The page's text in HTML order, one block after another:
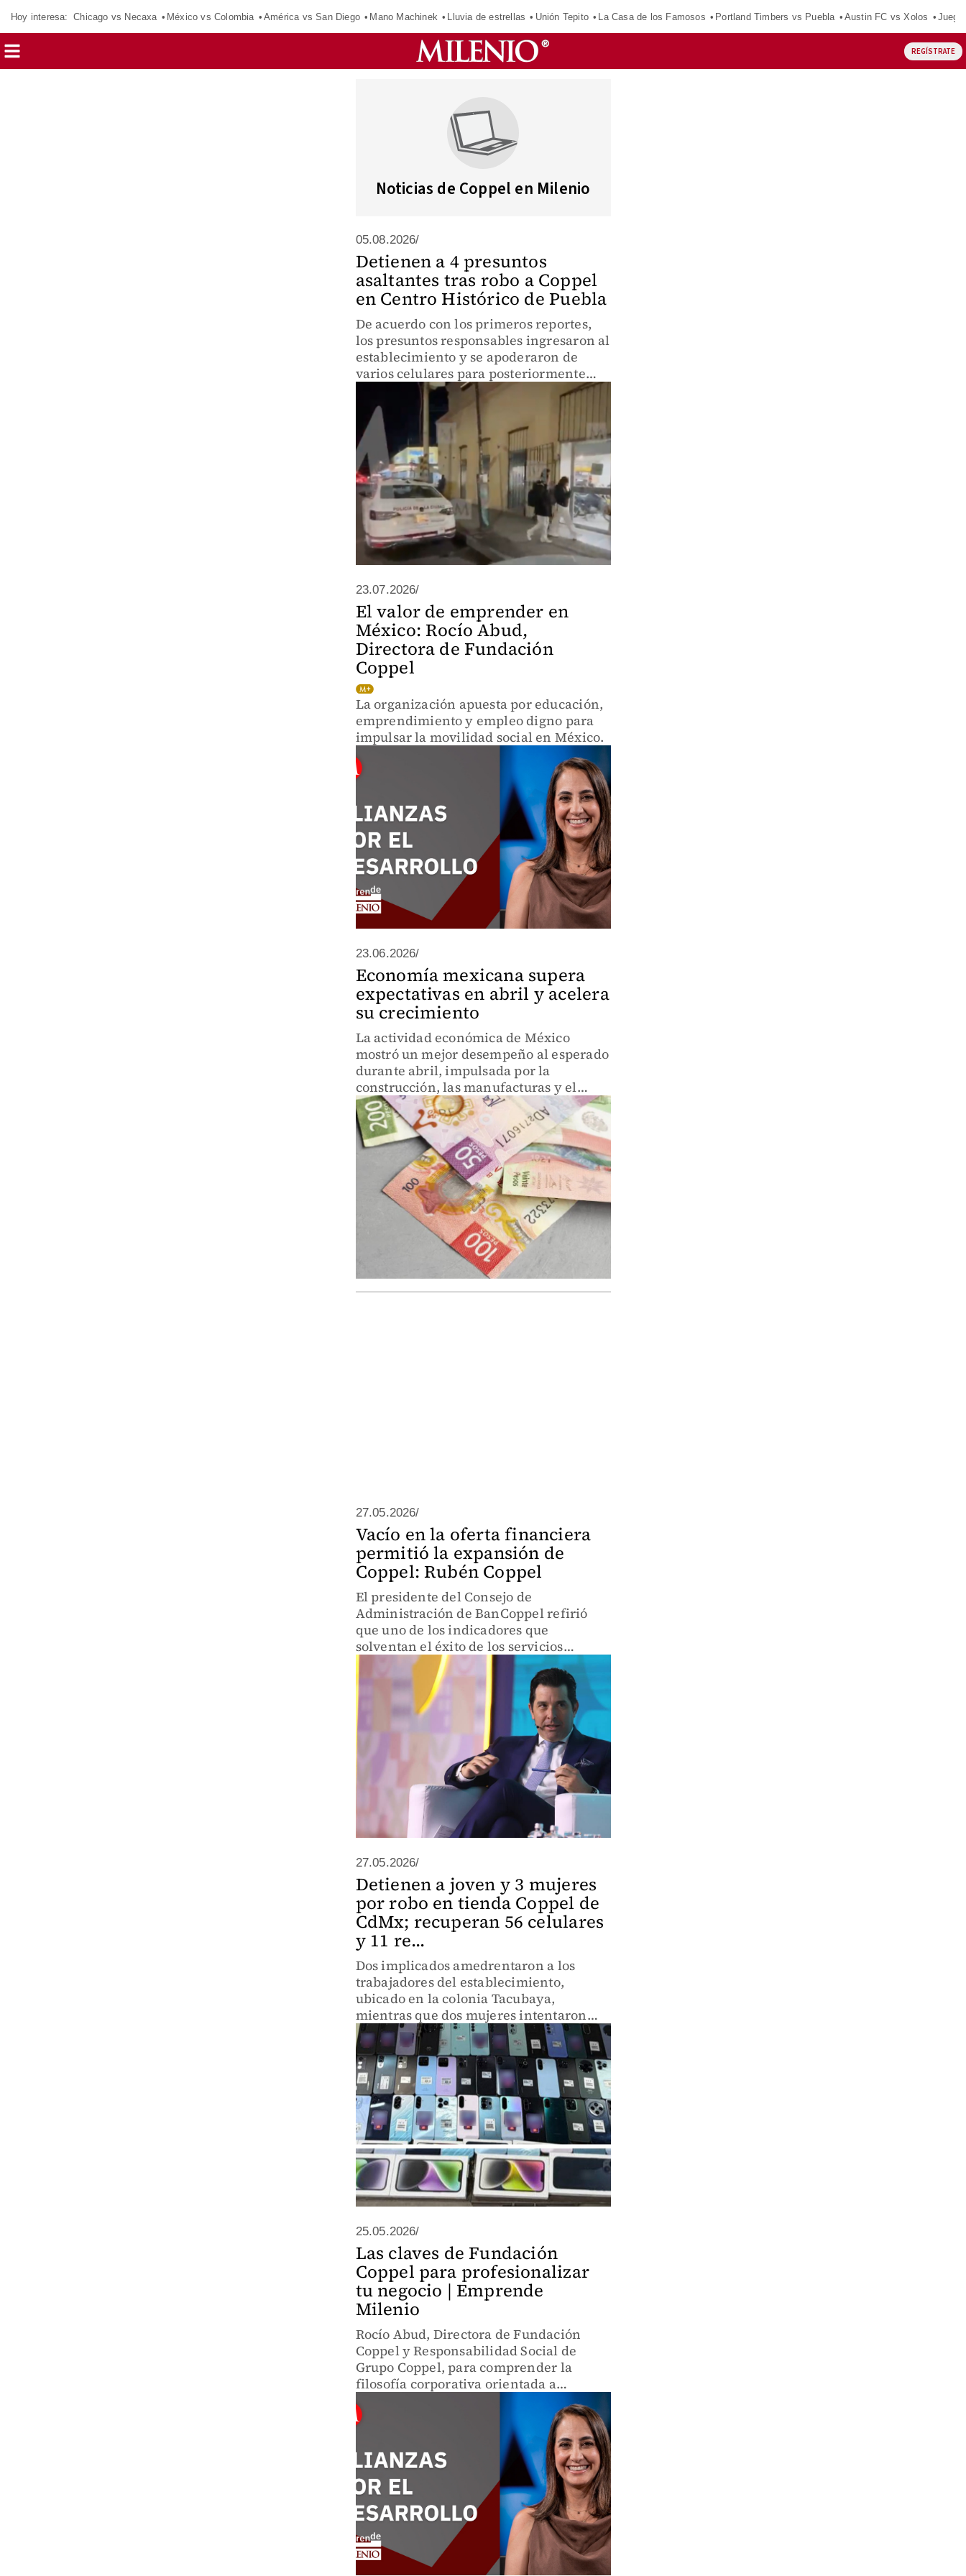
Hoy interesa: Chicago vs Necaxa México vs Colombia América vs San Diego Mano Machinek Lluvia de estrellas Unión Tepito La Casa de los Famosos Portland Timbers vs Puebla Austin FC vs Xolos
REGÍSTRATE
Noticias de Coppel en Milenio
05.08.2026/
Detienen a 4 presuntos
asaltantes tras robo a Coppel
en Centro Histórico de Puebla
De acuerdo con los primeros reportes,
los presuntos responsables ingresaron al
establecimiento y se apoderaron de
varios celulares para posteriormente
huir del lugar.
23.07.2026/
El valor de emprender en
México: Rocío Abud,
Directora de Fundación
Coppel
La organización apuesta por educación,
emprendimiento y empleo digno para
impulsar la movilidad social en México.
23.06.2026/
Economía mexicana supera
expectativas en abril y acelera
su crecimiento
La actividad económica de México
mostró un mejor desempeño al esperado
durante abril, impulsada por la
construcción, las manufacturas y el
dinamismo del consumo privado.
27.05.2026/
Vacío en la oferta financiera
permitió la expansión de
Coppel: Rubén Coppel
El presidente del Consejo de
Administración de BanCoppel refirió
que uno de los indicadores que
solventan el éxito de los servicios
financieros es la captación de 14
millones de clientes en su Afore.
27.05.2026/
Detienen a joven y 3 mujeres
por robo en tienda Coppel de
CdMx; recuperan 56 celulares
y 11 re...
Dos implicados amedrentaron a los
trabajadores del establecimiento,
ubicado en la colonia Tacubaya,
mientras que dos mujeres intentaron
esconder la mercancía en un local de
comida.
25.05.2026/
Las claves de Fundación
Coppel para profesionalizar
tu negocio | Emprende
Milenio
Rocío Abud, Directora de Fundación
Coppel y Responsabilidad Social de
Grupo Coppel, para comprender la
filosofía corporativa orientada a
transformar el entorno comunitario y
potenciar la movilidad social de miles